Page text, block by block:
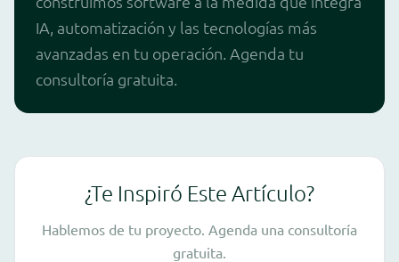
IA, automatización y las tecnologías más
avanzadas en tu operación. Agenda tu
consultoría gratuita.
¿Te Inspiró Este Artículo?
Hablemos de tu proyecto. Agenda una consultoría
gratuita.